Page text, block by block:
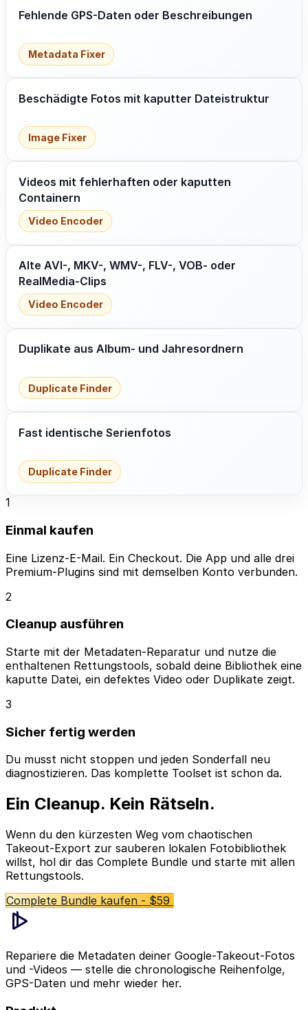
Fehlende GPS-Daten oder Beschreibungen
Metadata Fixer
Beschädigte Fotos mit kaputter Dateistruktur
Image Fixer
Videos mit fehlerhaften oder kaputten
Containern
Video Encoder
Alte AVI-, MKV-, WMV-, FLV-, VOB- oder
RealMedia-Clips
Video Encoder
Duplikate aus Album- und Jahresordnern
Duplicate Finder
Fast identische Serienfotos
Duplicate Finder
1
Einmal kaufen
Eine Lizenz-E-Mail. Ein Checkout. Die App und alle drei
Premium-Plugins sind mit demselben Konto verbunden.
2
Cleanup ausführen
Starte mit der Metadaten-Reparatur und nutze die
enthaltenen Rettungstools, sobald deine Bibliothek eine
kaputte Datei, ein defektes Video oder Duplikate zeigt.
3
Sicher fertig werden
Du musst nicht stoppen und jeden Sonderfall neu
diagnostizieren. Das komplette Toolset ist schon da.
Ein Cleanup. Kein Rätseln.
Wenn du den kürzesten Weg vom chaotischen
Takeout-Export zur sauberen lokalen Fotobibliothek
willst, hol dir das Complete Bundle und starte mit allen
Rettungstools.
Complete Bundle kaufen - $59
Repariere die Metadaten deiner Google-Takeout-Fotos
und -Videos — stelle die chronologische Reihenfolge,
GPS-Daten und mehr wieder her.